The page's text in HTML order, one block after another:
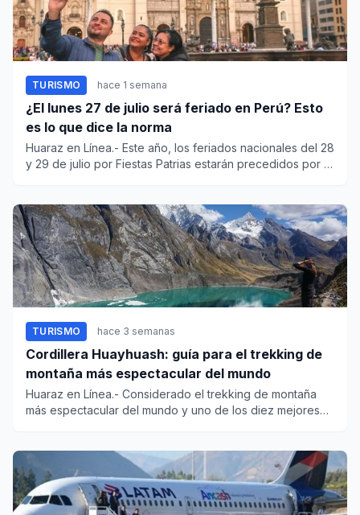
TURISMO hace 1 semana
¿El lunes 27 de julio será feriado en Perú? Esto
es lo que dice la norma
Huaraz en Línea.- Este año, los feriados nacionales del 28
y 29 de julio por Fiestas Patrias estarán precedidos por el
TURISMO hace 3 semanas
Cordillera Huayhuash: guía para el trekking de
montaña más espectacular del mundo
Huaraz en Línea.- Considerado el trekking de montaña
más espectacular del mundo y uno de los diez mejores